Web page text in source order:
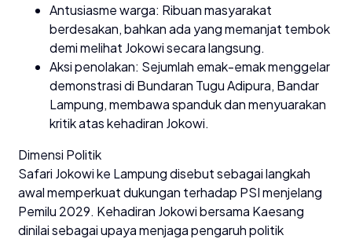
Antusiasme warga: Ribuan masyarakat
berdesakan, bahkan ada yang memanjat tembok
demi melihat Jokowi secara langsung.
Aksi penolakan: Sejumlah emak-emak menggelar
demonstrasi di Bundaran Tugu Adipura, Bandar
Lampung, membawa spanduk dan menyuarakan
kritik atas kehadiran Jokowi.
Dimensi Politik
Safari Jokowi ke Lampung disebut sebagai langkah
awal memperkuat dukungan terhadap PSI menjelang
Pemilu 2029. Kehadiran Jokowi bersama Kaesang
dinilai sebagai upaya menjaga pengaruh politik